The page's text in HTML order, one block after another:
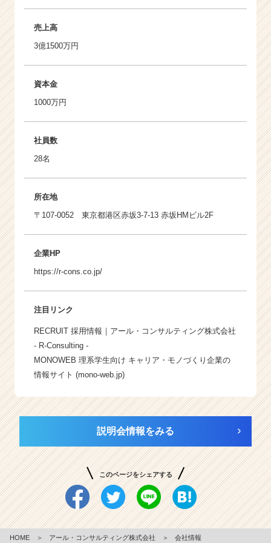
売上高
3億1500万円
資本金
1000万円
社員数
28名
所在地
〒107-0052 東京都港区赤坂3-7-13 赤坂HMビル2F
企業HP
https://r-cons.co.jp/
注目リンク
RECRUIT 採用情報｜アール・コンサルティング株式会社
- R-Consulting -
MONOWEB 理系学生向け キャリア・モノづくり企業の
情報サイト (mono-web.jp)
説明会情報をみる
このページをシェアする
HOME ＞ アール・コンサルティング株式会社 ＞ 会社情報